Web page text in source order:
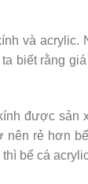
và acrylic.
biết rằng
được sản
nên rẻ hơn
bể cá